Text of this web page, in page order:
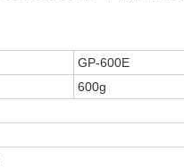
GP-600E
600g